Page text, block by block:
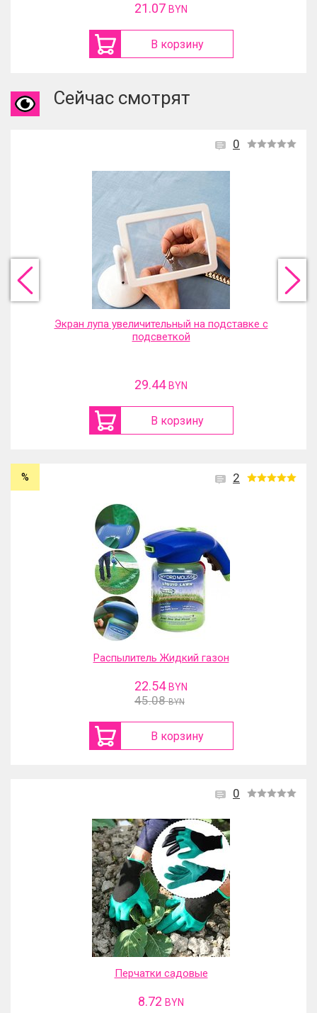
21.07 BYN
В корзину
Сейчас смотрят
0
Экран лупа увеличительный на подставке с
подсветкой
29.44 BYN
В корзину
2
%
Распылитель Жидкий газон
22.54 BYN
45.08 BYN
В корзину
0
Перчатки садовые
8.72 BYN